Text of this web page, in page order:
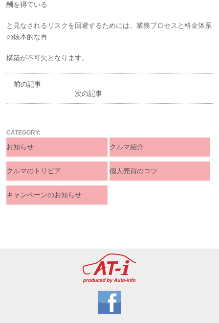
酬を得ている
と見なされるリスクを回避するためには、業務プロセスと料金体系
の抜本的な再
構築が不可欠となります。
前の記事
次の記事
CATEGORY:
お知らせ クルマ紹介
クルマのトリビア 個人売買のコツ
キャンペーンのお知らせ